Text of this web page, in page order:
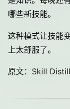
哪些新技能。
这种模式让技能
上太舒服了。
原文： Skill